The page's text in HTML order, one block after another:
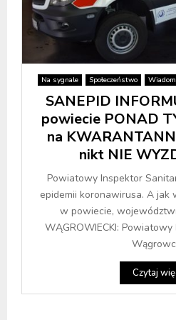
Na sygnale Społeczeństwo
SANEPID
powiecie PONAD
na
nikt NIE
Powiatowy Inspektor
epidemii koronawirusa. A jak
w powiecie,
WĄGROWIECKI:
Czytaj